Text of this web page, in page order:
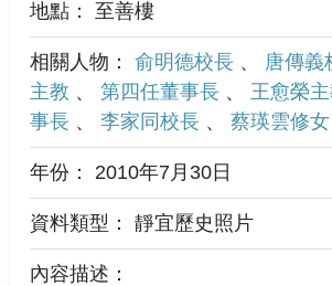
地點： 至善樓
相關人物： 俞明德校長 、 唐傳義
主教 、 第四任董事長 、 王愈榮
事長 、 李家同校長 、 蔡瑛雲修女
年份： 2010年7月30日
資料類型： 靜宜歷史照片
內容描述：